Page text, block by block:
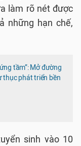
làm rõ nét được
những hạn chế,
tầm”: Mở đường
thục phát triển bền
sinh vào 10